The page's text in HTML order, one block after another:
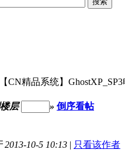
CN精品系统】
层 » 倒序看帖
2013-10-5 10:13 | 只看该作者